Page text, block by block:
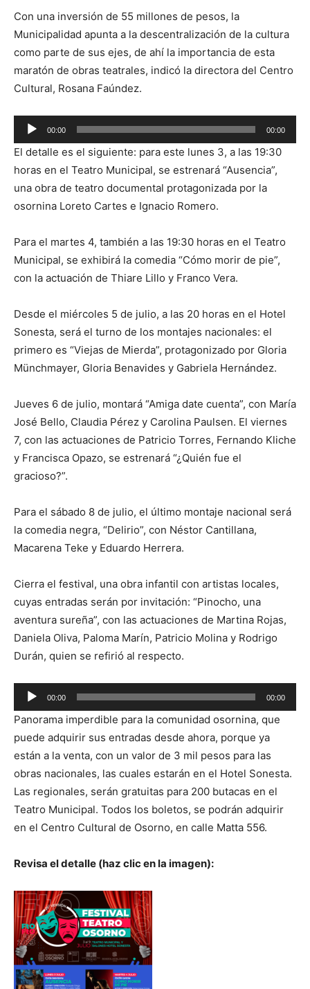
Con una inversión de 55 millones de pesos, la
Municipalidad apunta a la descentralización de la cultura
como parte de sus ejes, de ahí la importancia de esta
maratón de obras teatrales, indicó la directora del Centro
Cultural, Rosana Faúndez.
Reproductor
de
audio
00:00 00:00
El detalle es el siguiente: para este lunes 3, a las 19:30
horas en el Teatro Municipal, se estrenará “Ausencia”,
una obra de teatro documental protagonizada por la
osornina Loreto Cartes e Ignacio Romero.
Para el martes 4, también a las 19:30 horas en el Teatro
Municipal, se exhibirá la comedia “Cómo morir de pie”,
con la actuación de Thiare Lillo y Franco Vera.
Desde el miércoles 5 de julio, a las 20 horas en el Hotel
Sonesta, será el turno de los montajes nacionales: el
primero es “Viejas de Mierda”, protagonizado por Gloria
Münchmayer, Gloria Benavides y Gabriela Hernández.
Jueves 6 de julio, montará “Amiga date cuenta”, con María
José Bello, Claudia Pérez y Carolina Paulsen. El viernes
7, con las actuaciones de Patricio Torres, Fernando Kliche
y Francisca Opazo, se estrenará “¿Quién fue el
gracioso?”.
Para el sábado 8 de julio, el último montaje nacional será
la comedia negra, “Delirio”, con Néstor Cantillana,
Macarena Teke y Eduardo Herrera.
Cierra el festival, una obra infantil con artistas locales,
cuyas entradas serán por invitación: “Pinocho, una
aventura sureña”, con las actuaciones de Martina Rojas,
Daniela Oliva, Paloma Marín, Patricio Molina y Rodrigo
Durán, quien se refirió al respecto.
Reproductor
de
audio
00:00 00:00
Panorama imperdible para la comunidad osornina, que
puede adquirir sus entradas desde ahora, porque ya
están a la venta, con un valor de 3 mil pesos para las
obras nacionales, las cuales estarán en el Hotel Sonesta.
Las regionales, serán gratuitas para 200 butacas en el
Teatro Municipal. Todos los boletos, se podrán adquirir
en el Centro Cultural de Osorno, en calle Matta 556.
Revisa el detalle (haz clic en la imagen):